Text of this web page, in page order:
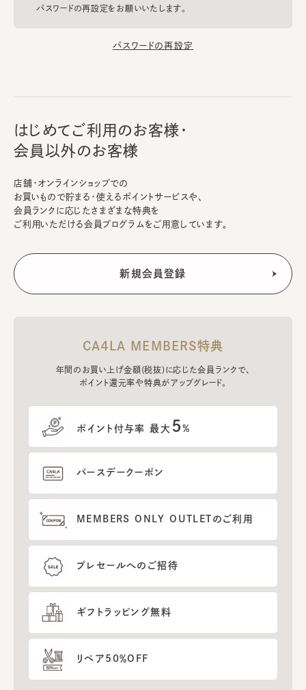
パスワードの再設定をお願いいたします。
パスワードの再設定
はじめてご利用のお客様・
会員以外のお客様
店舗・オンラインショップでの
お買いもので貯まる・使えるポイントサービスや、
会員ランクに応じたさまざまな特典を
ご利用いただける会員プログラムをご用意しています。
CA4LA MEMBERS特典
年間のお買い上げ金額(税抜)に応じた会員ランクで、
ポイント還元率や特典がアップグレード。
ポイント付与率 最大 5%
バースデークーポン
MEMBERS ONLY OUTLETのご利用
プレセールへのご招待
ギフトラッピング無料
リペア50％OFF